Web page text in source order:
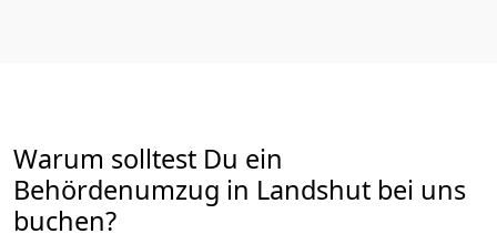
Warum solltest Du ein
Behördenumzug in Landshut bei uns
buchen?